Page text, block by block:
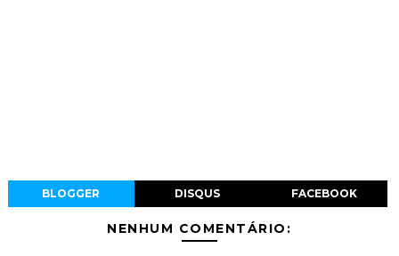
BLOGGER DISQUS FACEBOOK
NENHUM COMENTÁRIO: